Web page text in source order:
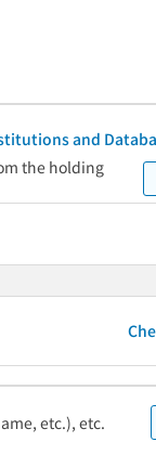
and
the holding
etc.), etc.